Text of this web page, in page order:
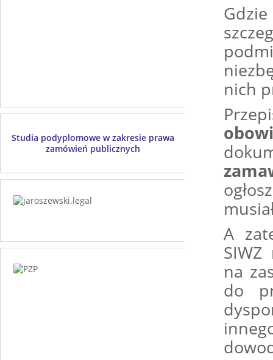
nich
A
na
do
Studia podyplomowe w zakresie prawa
zamówień publicznych